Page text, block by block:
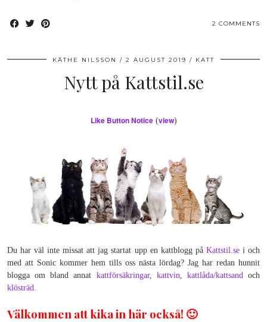
2 COMMENTS
KÄTHE NILSSON 2 AUGUST 2019 KATT
Nytt på Kattstil.se
Like Button Notice(view)
Du har väl inte missat att jag startat upp en kattblogg på Kattstil.sei och
med att Sonic kommer hem tills oss nästa lördag? Jag har redan hunnit
blogga om bland annat kattförsäkringar, kattvin kattlåda/kattsand
och
klösträd
Välkommen att kika in här också! 🙂